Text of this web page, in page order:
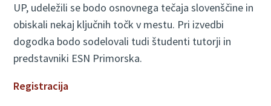
UP, udeležili se bodo osnovnega tečaja slovenščine in
obiskali nekaj ključnih točk v mestu. Pri izvedbi
dogodka bodo sodelovali tudi študenti tutorji in
predstavniki ESN Primorska.
Registracija